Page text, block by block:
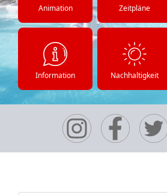
Animation Zeitpläne
Information Nachhaltigkeit